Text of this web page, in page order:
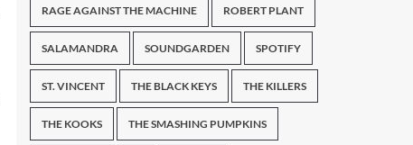
RAGE AGAINST THE MACHINE ROBERT PLANT
SALAMANDRA SOUNDGARDEN SPOTIFY
ST. VINCENT THE BLACK KEYS THE KILLERS
THE KOOKS THE SMASHING PUMPKINS